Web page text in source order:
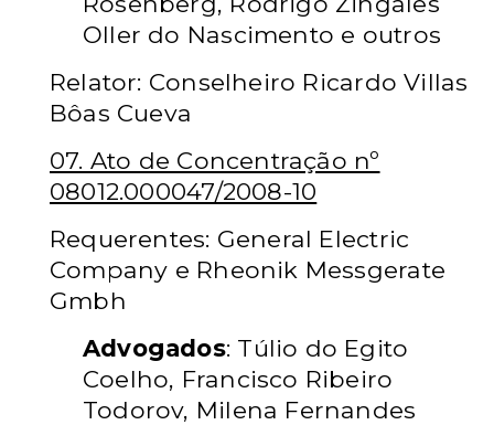
Oller do Nascimento e outros
Relator: Conselheiro Ricardo Villas
Bôas Cueva
07. Ato de Concentração nº
08012.000047/2008-10
Requerentes: General Electric
Company e Rheonik Messgerate
Gmbh
Advogados: Túlio do Egito
Coelho, Francisco Ribeiro
Todorov, Milena Fernandes